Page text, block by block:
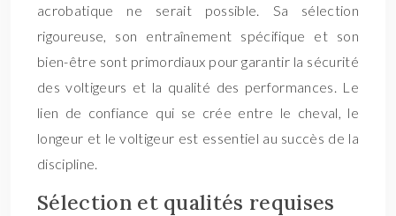
acrobatique ne serait possible. Sa sélection
rigoureuse, son entraînement spécifique et son
bien-être sont primordiaux pour garantir la sécurité
des voltigeurs et la qualité des performances. Le
lien de confiance qui se crée entre le cheval, le
longeur et le voltigeur est essentiel au succès de la
discipline.
Sélection et qualités requises